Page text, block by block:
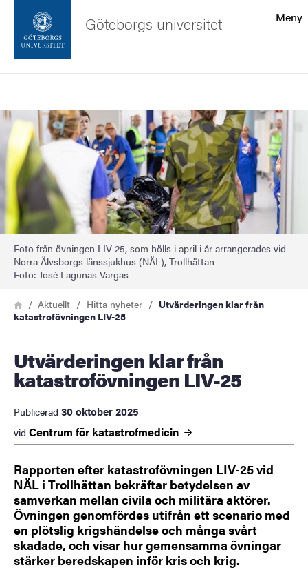
Sidfoten
Om webbplatsen
Meny
Göteborgs universitet
Bild
Foto från övningen LIV-25, som hölls i april i år arrangerades vid
Norra Älvsborgs länssjukhus (NÄL), Trollhättan
Foto: José Lagunas Vargas
Länkstig
HemAktuellt Hitta nyheter
Utvärderingen klar från
katastrofövningen LIV-25
Utvärderingen klar från
katastrofövningen LIV-25
Publicerad 30 oktober 2025
vid Centrum för katastrofmedicin
Rapporten efter katastrofövningen LIV-25 vid
NÄL i Trollhättan bekräftar betydelsen av
samverkan mellan civila och militära aktörer.
Övningen genomfördes utifrån ett scenario med
en plötslig krigshändelse och många svårt
skadade, och visar hur gemensamma övningar
stärker beredskapen inför kris och krig.